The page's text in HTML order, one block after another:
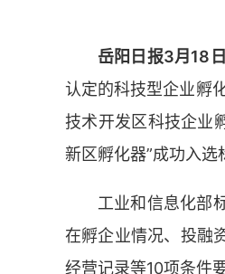
岳阳日报3月18
认定的科技型企业孵
技术开发区科技企业
新区孵化器”成功入选
工业和信息化部
在孵企业情况、投融
经营记录等10项条件要